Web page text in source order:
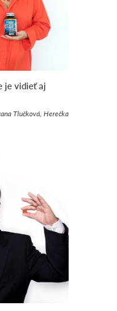
je vidieť aj
Tlučková, Herečka